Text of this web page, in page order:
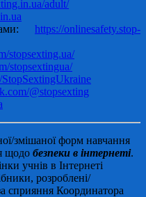
adult/
https://onlinesafety.stop-
stopsexting.ua/
stopsextingua/
@stopsexting
змішаної форм навчання
щодо безпеки в інтернеті.
учнів в Інтернеті
розроблені/
сприяння Координатора